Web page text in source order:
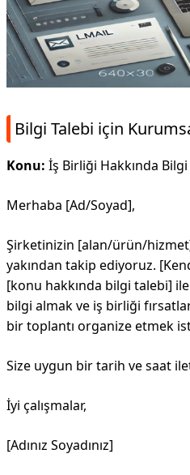
Bilgi Talebi için
Konu: İş Birliği Hakkında Bilgi
Merhaba [Ad/Soyad],
Şirketinizin [alan/ürün/
yakından takip ediyoruz.
[konu hakkında bilgi talebi]
bilgi almak ve iş birliği
bir toplantı organize etmek
Size uygun bir tarih ve saat
İyi çalışmalar,
[Adınız Soyadınız]